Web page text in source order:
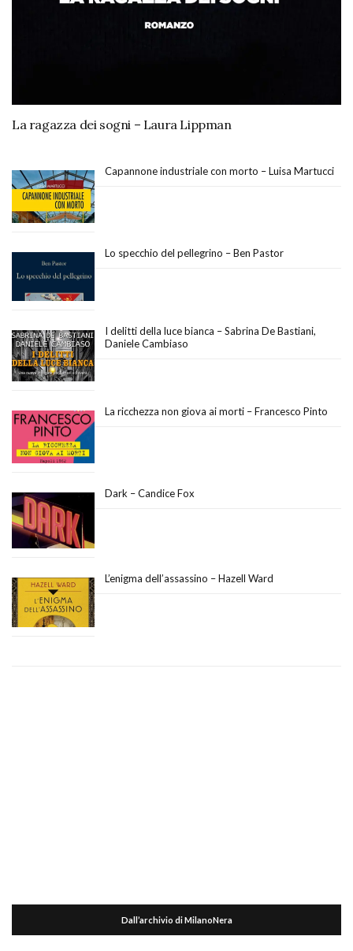
La ragazza dei sogni – Laura Lippman
Capannone industriale con morto – Luisa Martucci
Lo specchio del pellegrino – Ben Pastor
I delitti della luce bianca – Sabrina De Bastiani,
Daniele Cambiaso
La ricchezza non giova ai morti – Francesco Pinto
Dark – Candice Fox
L’enigma dell’assassino – Hazell Ward
Dall’archivio di MilanoNera